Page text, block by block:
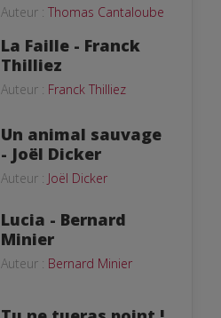
Auteur : Thomas Cantaloube
La Faille - Franck
Thilliez
Auteur : Franck Thilliez
Un animal sauvage
- Joël Dicker
Auteur : Joël Dicker
Lucia - Bernard
Minier
Auteur : Bernard Minier